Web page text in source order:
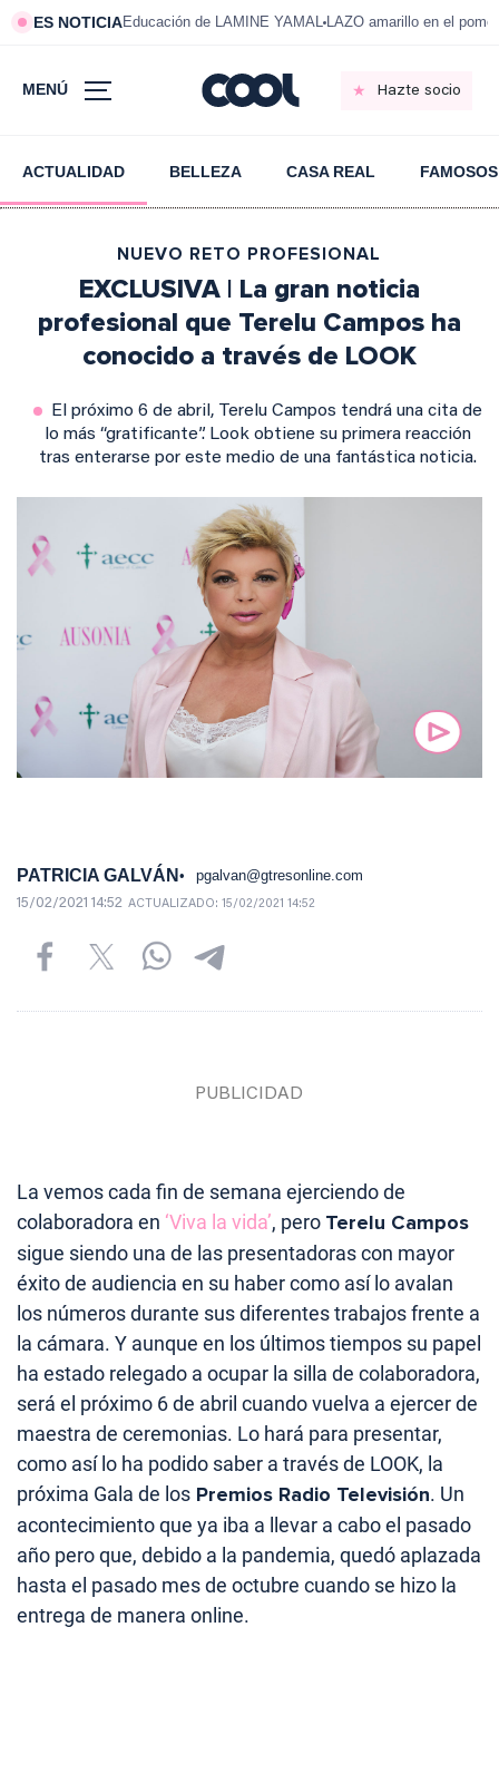
ES NOTICIAEducación de LAMINE YAMAL LAZO amarillo en el
MENÚ Hazte socio
ACTUALIDAD BELLEZA CASA REAL FAMOSOS
NUEVO RETO PROFESIONAL
EXCLUSIVA | La gran noticia
profesional que Terelu Campos ha
conocido a través de LOOK
El próximo 6 de abril, Terelu Campos tendrá una cita de
lo más “gratificante”. Look obtiene su primera reacción
tras enterarse por este medio de una fantástica noticia.
PATRICIA GALVÁN pgalvan@gtresonline.com
15/02/2021 14:52 ACTUALIZADO: 15/02/2021 14:52
La vemos cada fin de semana ejerciendo de
colaboradora en ‘Viva la vida’, pero Terelu Campos
sigue siendo una de las presentadoras con mayor
éxito de audiencia en su haber como así lo avalan
los números durante sus diferentes trabajos frente a
la cámara. Y aunque en los últimos tiempos su papel
ha estado relegado a ocupar la silla de colaboradora,
será el próximo 6 de abril cuando vuelva a ejercer de
maestra de ceremonias. Lo hará para presentar,
como así lo ha podido saber a través de LOOK, la
próxima Gala de los Premios Radio Televisión. Un
acontecimiento que ya iba a llevar a cabo el pasado
año pero que, debido a la pandemia, quedó aplazada
hasta el pasado mes de octubre cuando se hizo la
entrega de manera online.